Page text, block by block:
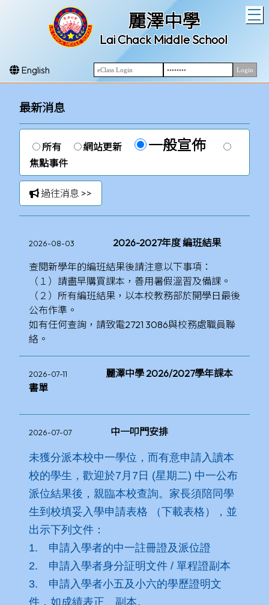
麗澤中學
Lai Chack Middle School
English
最新消息
所有 網站更新 一般宣佈
焦點事件
過往消息 >>
2026-08-03
2026-2027年度 編班結果
查閱新學年的編班結果後請注意以下事項：
（１）請盡早購買課本，善用暑假溫習及備課。
（２）所有編班結果，以本校教務部於開學日最後
公布作準。
如有任何查詢，請致電2721 3086與校務處職員聯
絡。
2026-07-11
麗澤中學 2026/2027學年課本
書單
2026-07-07 中一叩門安排
未獲分派本校中一學位，而有意申請入讀本
校的學生，歡迎於7月7日 (星期二) 中一公布
派位結果後，親臨本校查詢。家長須陪同學
生到校填妥入學申請表格 （下載表格 ），並
出示下列文件：
1. 申請入學者的中一註冊證及派位證
2. 申請入學者身分証明文件 / 單程證副本
3. 申請入學者小五及小六的學歷證明文
件，如成績表正、副本。